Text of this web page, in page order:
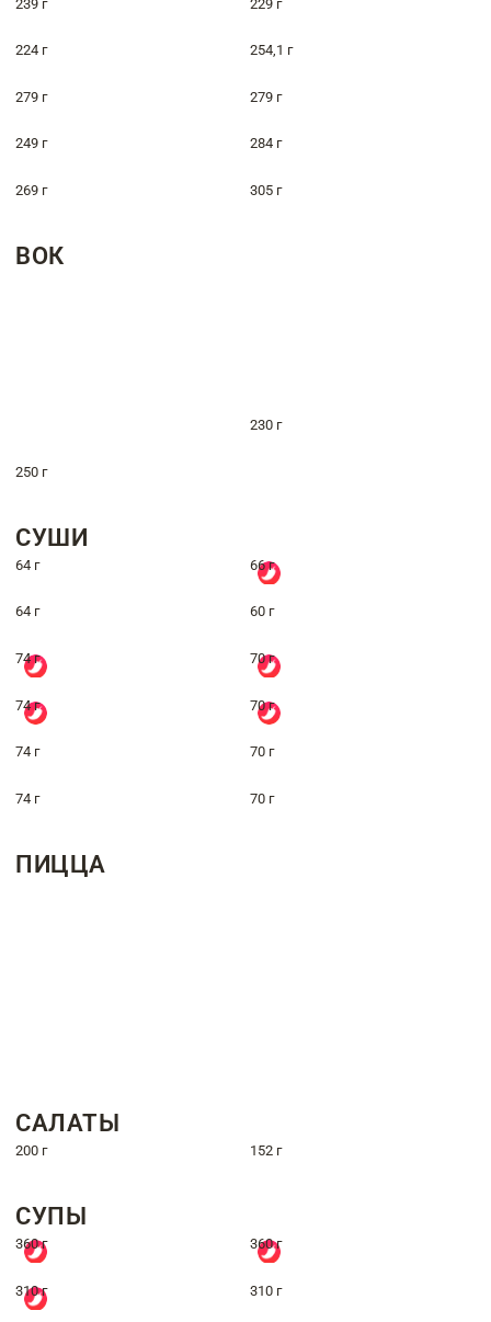
239 г 229 г
224 г 254,1 г
279 г 279 г
249 г 284 г
269 г 305 г
ВОК
230 г
250 г
СУШИ
64 г 66 г
64 г 60 г
74 г 70 г
74 г 70 г
74 г 70 г
74 г 70 г
ПИЦЦА
САЛАТЫ
200 г 152 г
СУПЫ
360 г 360 г
310 г 310 г